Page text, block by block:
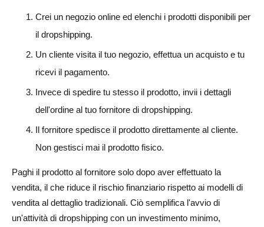
Quanto puoi guadagnare con un'attività di dropshipping?
Puoi iniziare il dropshipping senza soldi?
Il dropshipping funziona ancora nel 2025?
Come fare dropshipping nel 2025?
Crei un negozio online ed elenchi i prodotti disponibili per
il dropshipping.
Un cliente visita il tuo negozio, effettua un acquisto e tu
ricevi il pagamento.
Invece di spedire tu stesso il prodotto, invii i dettagli
dell'ordine al tuo fornitore di dropshipping.
Il fornitore spedisce il prodotto direttamente al cliente.
Non gestisci mai il prodotto fisico.
Paghi il prodotto al fornitore solo dopo aver effettuato la
vendita, il che riduce il rischio finanziario rispetto ai modelli di
vendita al dettaglio tradizionali. Ciò semplifica l'avvio di
un'attività di dropshipping con un investimento minimo,